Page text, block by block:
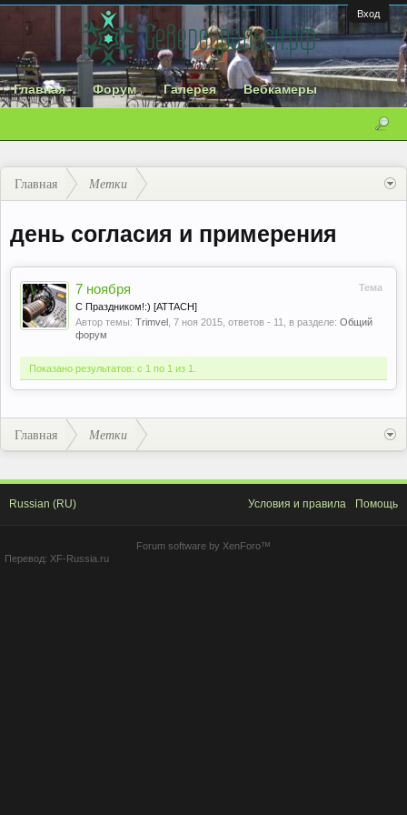
Вход
Главная Форум Галерея Вебкамеры
Главная Метки
день согласия и примерения
Тема
7 ноября
С Праздником!:) [ATTACH]
Автор темы: Trimvel 7 ноя 2015 , ответов - 11, в разделе: Общий
форум
Показано результатов: с 1 по 1 из 1.
Главная Метки
Russian (RU) Условия и правила Помощь
Forum software by XenForo™
Перевод: XF-Russia.ru